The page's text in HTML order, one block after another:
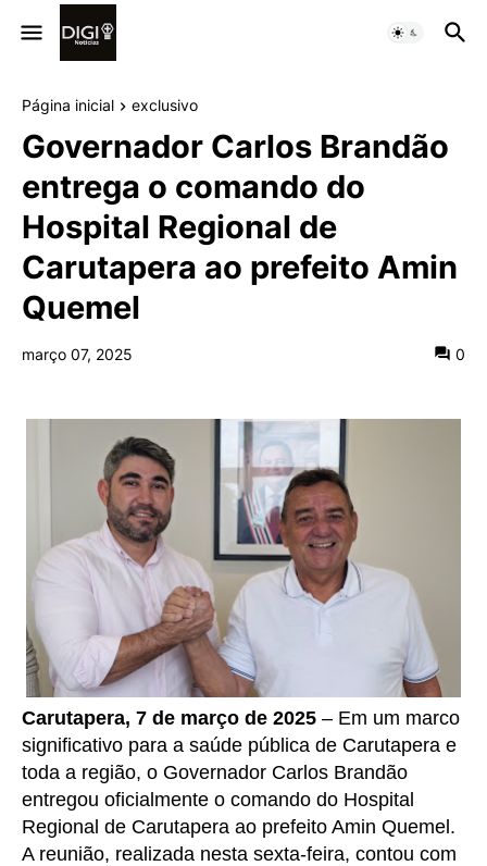
Página inicial exclusivo
Governador Carlos Brandão
entrega o comando do
Hospital Regional de
Carutapera ao prefeito Amin
Quemel
março 07, 2025 0
Carutapera, 7 de março de 2025 – Em um marco
significativo para a saúde pública de Carutapera e
toda a região, o Governador Carlos Brandão
entregou oficialmente o comando do Hospital
Regional de Carutapera ao prefeito Amin Quemel.
A reunião, realizada nesta sexta-feira, contou com